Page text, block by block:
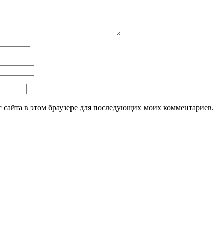
в этом браузере для последующих моих комментариев.